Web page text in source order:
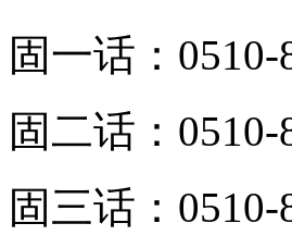
固一话：
固二话：
固三话：